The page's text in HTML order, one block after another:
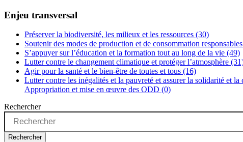
Enjeu transversal
Préserver la biodiversité, les milieux et les ressources (30)
Soutenir des modes de production et de consommation
S’appuyer sur l’éducation et la formation tout au long de la vie (49)
Lutter contre le changement climatique et protéger l’atmosphère
Agir pour la santé et le bien-être de toutes et tous (16)
Lutter contre les inégalités et la pauvreté et assurer la solidarité et la
Appropriation et mise en œuvre des ODD (0)
Rechercher
Rechercher